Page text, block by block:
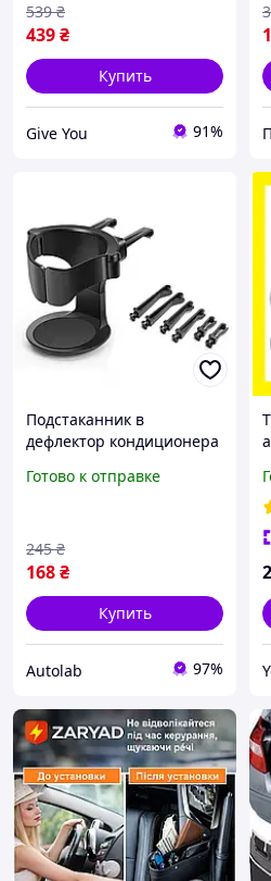
439₴
539 ₴
Купить
Give You 91%
Подстаканник в
дефлектор кондиционера
Готово к отправке
168₴
245 ₴
Купить
Autolab 97%